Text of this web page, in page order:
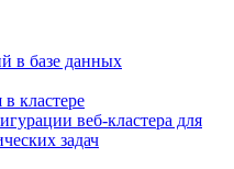
в базе данных
кластере
веб-кластера для
задач